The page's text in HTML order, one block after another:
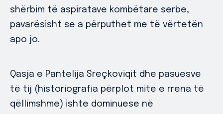
shërbim të aspiratave kombëtare serbe,
pavarësisht se a përputhet me të vërtetën
apo jo.
Qasja e Pantelija Sreçkoviqit dhe pasuesve
të tij (historiografia përplot mite e rrena të
qëllimshme) ishte dominuese në